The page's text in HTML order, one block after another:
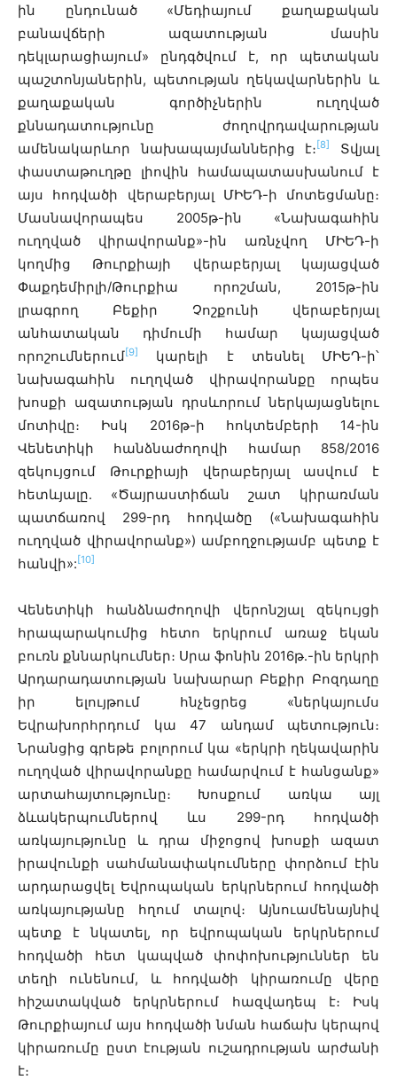
ին ընդունած «Մեդիայում քաղաքական
բանավճերի ազատության մասին
դեկլարացիայում» ընդգծվում է, որ պետական
պաշտոնյաներին, պետության ղեկավարներին և
քաղաքական գործիչներին ուղղված
քննադատությունը ժողովրդավարության
ամենակարևոր նախապայմաններից է։ [8]
Տվյալ
փաստաթուղթը լիովին համապատասխանում է
այս հոդվածի վերաբերյալ ՄԻԵԴ-ի մոտեցմանը։
Մասնավորապես 2005թ-ին «Նախագահին
ուղղված վիրավորանք»-ին առնչվող ՄԻԵԴ-ի
կողմից Թուրքիայի վերաբերյալ կայացված
Փաքդեմիրլի/Թուրքիա որոշման, 2015թ-ին
լրագրող Բեքիր Չոշքունի վերաբերյալ
անհատական դիմումի համար կայացված
որոշումներում[9]
կարելի է տեսնել ՄԻԵԴ-ի՝
նախագահին ուղղված վիրավորանքը որպես
խոսքի ազատության դրսևորում ներկայացնելու
մոտիվը։ Իսկ 2016թ-ի հոկտեմբերի 14-ին
Վենետիկի հանձնաժողովի համար 858/2016
զեկույցում Թուրքիայի վերաբերյալ ասվում է
հետևյալը․ «Ծայրաստիճան շատ կիրառման
պատճառով 299-րդ հոդվածը («Նախագահին
ուղղված վիրավորանք») ամբողջությամբ պետք է
հանվի»: [10]
Վենետիկի հանձնաժողովի վերոնշյալ զեկույցի
հրապարակումից հետո երկրում առաջ եկան
բուռն քննարկումներ։ Սրա ֆոնին 2016թ․-ին երկրի
Արդարադատության նախարար Բեքիր Բոզդաղը
իր ելույթում հնչեցրեց «ներկայումս
Եվրախորհրդում կա 47 անդամ պետություն։
Նրանցից գրեթե բոլորում կա «երկրի ղեկավարին
ուղղված վիրավորանքը համարվում է հանցանք»
արտահայտությունը։ Խոսքում առկա այլ
ձևակերպումներով ևս 299-րդ հոդվածի
առկայությունը և դրա միջոցով խոսքի ազատ
իրավունքի սահմանափակումները փորձում էին
արդարացվել Եվրոպական երկրներում հոդվածի
առկայությանը հղում տալով։ Այնուամենայնիվ
պետք է նկատել, որ եվրոպական երկրներում
հոդվածի հետ կապված փոփոխություններ են
տեղի ունենում, և հոդվածի կիրառումը վերը
հիշատակված երկրներում հազվադեպ է։ Իսկ
Թուրքիայում այս հոդվածի նման հաճախ կերպով
կիրառումը ըստ էության ուշադրության արժանի
է։